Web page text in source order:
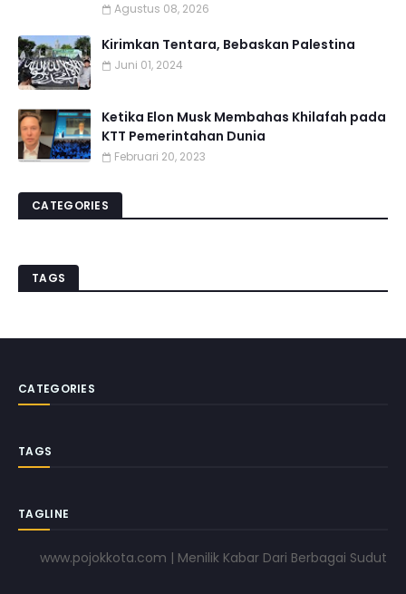
Agustus 08, 2026
Kirimkan Tentara, Bebaskan Palestina
Juni 01, 2024
Ketika Elon Musk Membahas Khilafah pada
KTT Pemerintahan Dunia
Februari 20, 2023
CATEGORIES
TAGS
CATEGORIES
TAGS
TAGLINE
www.pojokkota.com | Menilik Kabar Dari Berbagai Sudut